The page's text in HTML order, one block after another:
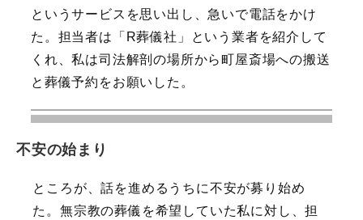
というサービスを思い出し、急いで電話をかけ
た。担当者は「R葬儀社」という業者を紹介して
くれ、私は司法解剖の場所から町屋斎場への搬送
と葬儀予約をお願いした。
不安の始まり
ところが、話を進めるうちに不安が募り始め
た。無宗教の葬儀を希望していた私に対し、担